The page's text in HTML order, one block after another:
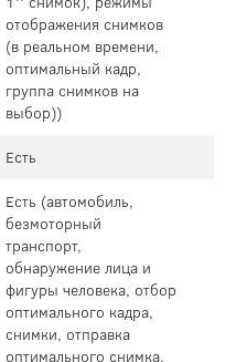
отображения снимков
(в реальном времени,
оптимальный кадр,
группа снимков на
выбор))
Есть
Есть (автомобиль,
безмоторный
транспорт,
обнаружение лица и
фигуры человека, отбор
оптимального кадра,
снимки, отправка
оптимального снимка,